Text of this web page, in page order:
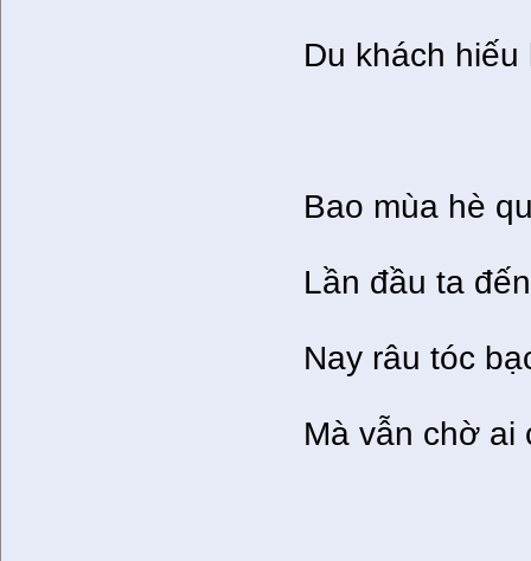
Du khách
Bao mùa hè
Lần đầu ta
Nay râu tóc
Mà vẫn chờ ai